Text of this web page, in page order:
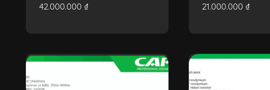
42.000.000 ₫ 21.000.000 ₫